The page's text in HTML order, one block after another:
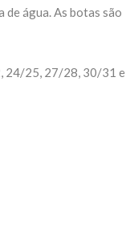
água. As botas são
24/25, 27/28, 30/31 e